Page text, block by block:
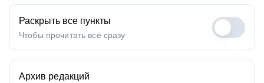
Раскрыть все пункты
Чтобы прочитать всё сразу
Архив редакций